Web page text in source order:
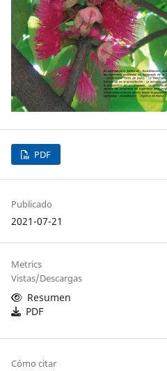
PDF
Publicado
2021-07-21
Metrics
Vistas/Descargas
Resumen
PDF
Cómo citar